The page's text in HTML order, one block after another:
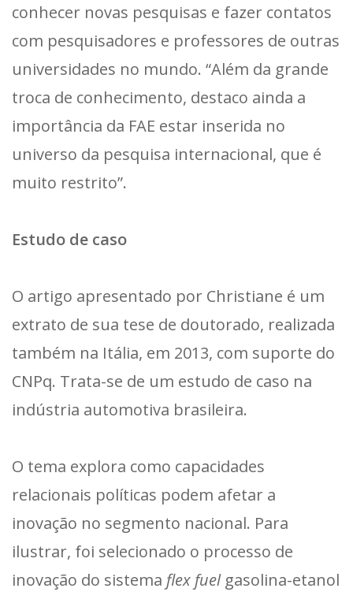
conhecer novas pesquisas e fazer contatos
com pesquisadores e professores de outras
universidades no mundo. “Além da grande
troca de conhecimento, destaco ainda a
importância da FAE estar inserida no
universo da pesquisa internacional, que é
muito restrito”.
Estudo de caso
O artigo apresentado por Christiane é um
extrato de sua tese de doutorado, realizada
também na Itália, em 2013, com suporte do
CNPq. Trata-se de um estudo de caso na
indústria automotiva brasileira.
O tema explora como capacidades
relacionais políticas podem afetar a
inovação no segmento nacional. Para
ilustrar, foi selecionado o processo de
inovação do sistema flex fuel gasolina-etanol